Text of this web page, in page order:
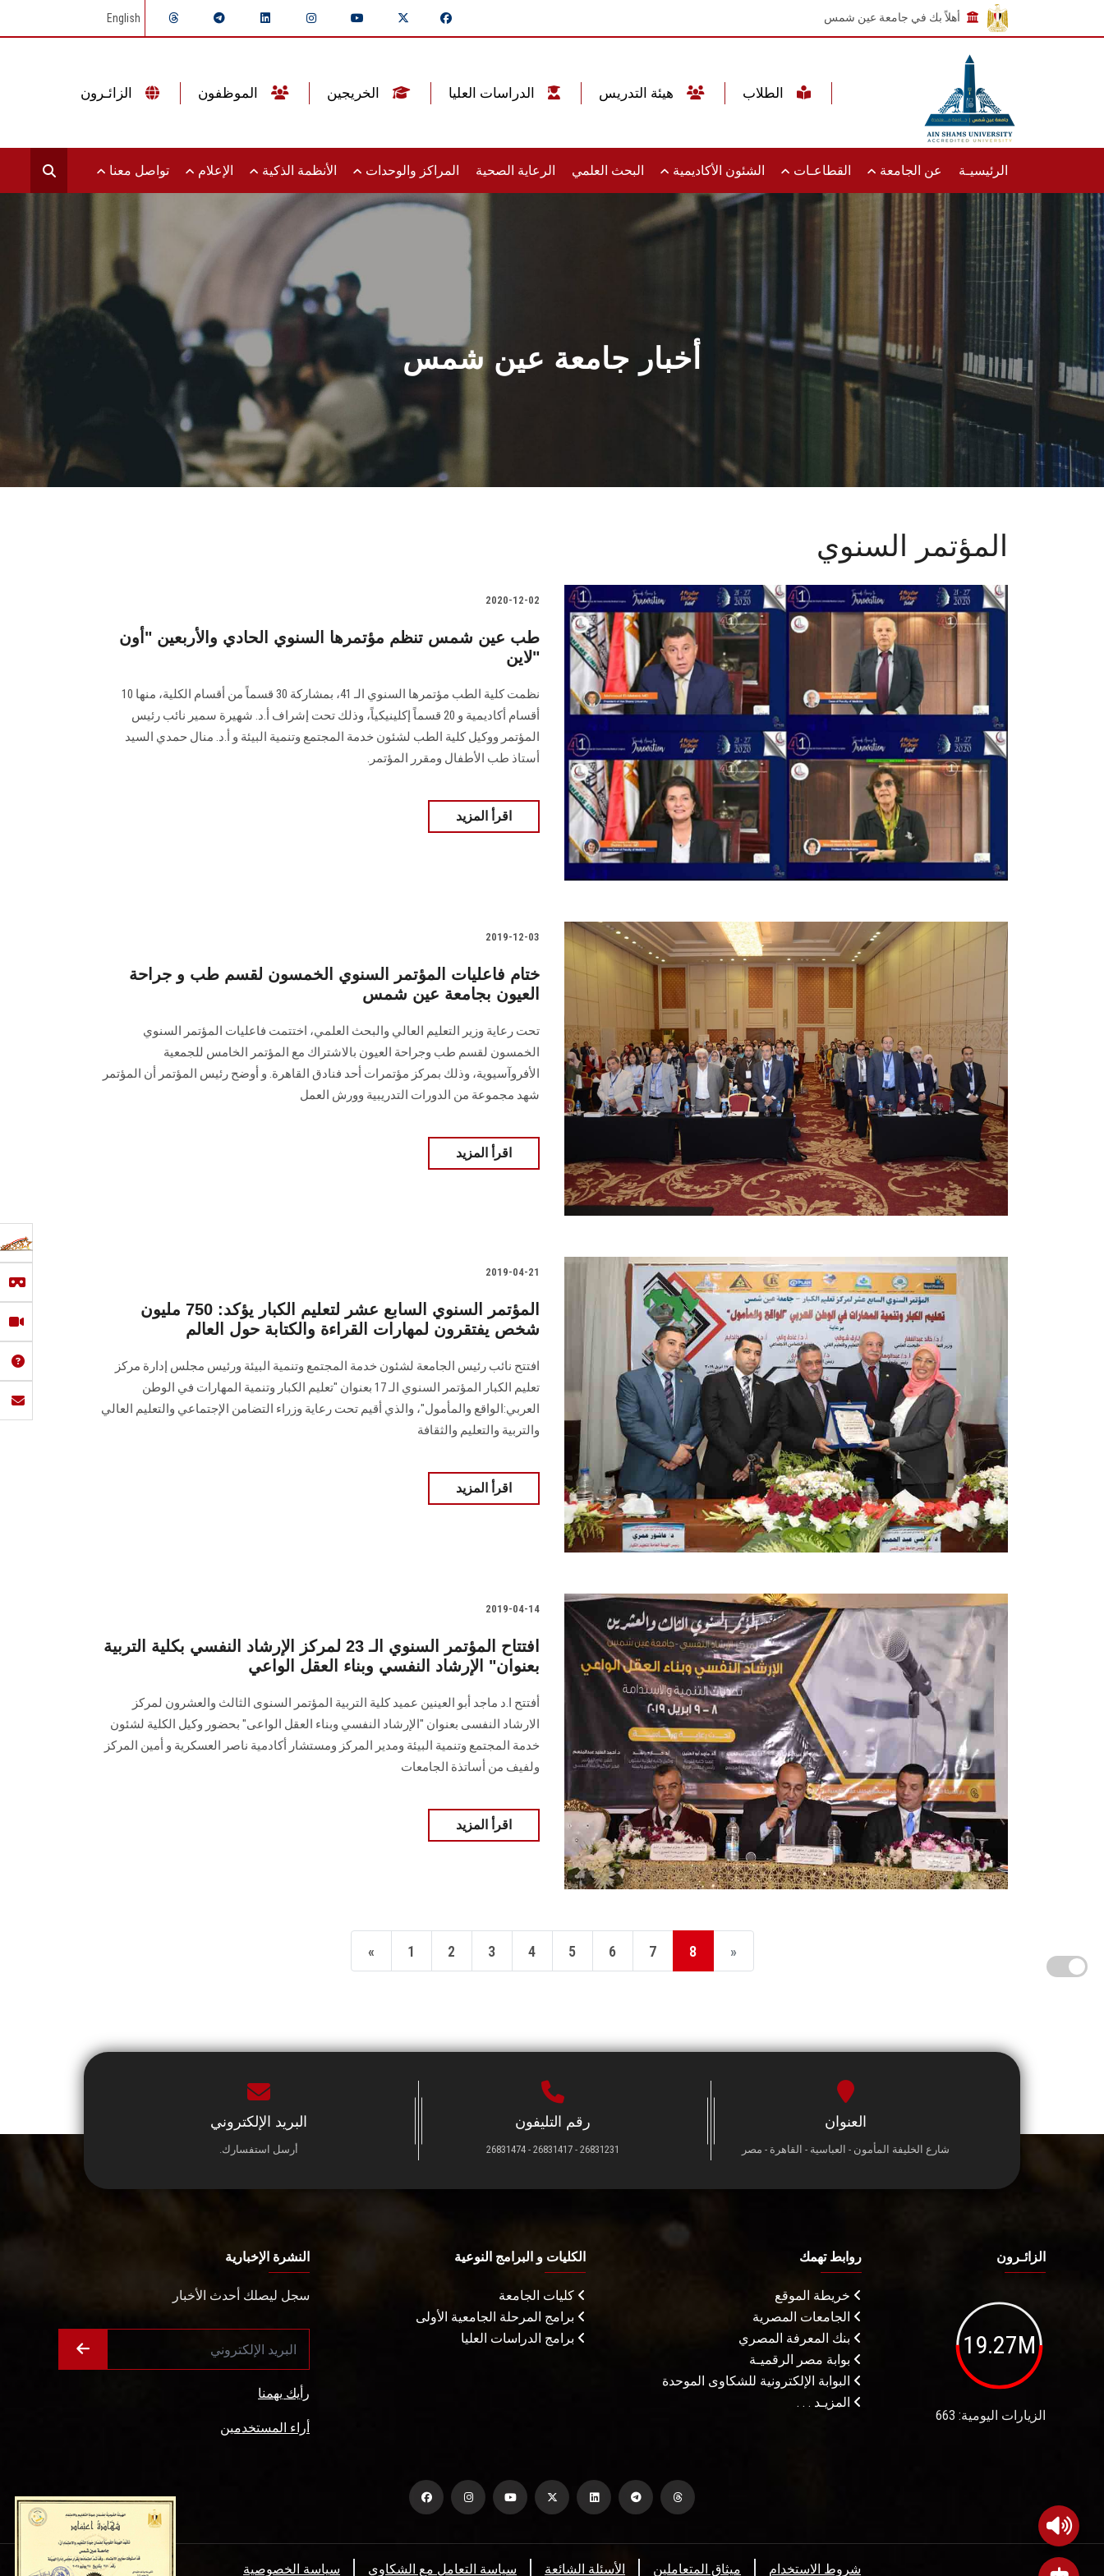
أهلاً بك في جامعة عين شمس English
الرئيسيـة عن الجامعة القطاعـات الشئون الأكاديمية البحث العلمي الرعاية الصحية المراكز والوحدات الأنظمة الذكية الإعلام تواصل معنا
أخبار جامعة عين شمس
المؤتمر السنوي
2020-12-02
طب عين شمس تنظم مؤتمرها السنوي الحادي والأربعين "أون
لاين"
نظمت كلية الطب مؤتمرها السنوي الـ 41، بمشاركة 30 قسماً من أقسام الكلية، منها 10
أقسام أكاديمية و 20 قسماً إكلينيكياً، وذلك تحت إشراف أ.د. شهيرة سمير نائب رئيس
المؤتمر ووكيل كلية الطب لشئون خدمة المجتمع وتنمية البيئة و أ.د. منال حمدي السيد
أستاذ طب الأطفال ومقرر المؤتمر.
اقرأ المزيد
2019-12-03
ختام فاعليات المؤتمر السنوي الخمسون لقسم طب و جراحة
العيون بجامعة عين شمس
تحت رعاية وزير التعليم العالي والبحث العلمي، اختتمت فاعليات المؤتمر السنوي
الخمسون لقسم طب وجراحة العيون بالاشتراك مع المؤتمر الخامس للجمعية
الأفروآسيوية، وذلك بمركز مؤتمرات أحد فنادق القاهرة. و أوضح رئيس المؤتمر أن المؤتمر
شهد مجموعة من الدورات التدريبية وورش العمل
اقرأ المزيد
2019-04-21
المؤتمر السنوي السابع عشر لتعليم الكبار يؤكد: 750 مليون
شخص يفتقرون لمهارات القراءة والكتابة حول العالم
افتتح نائب رئيس الجامعة لشئون خدمة المجتمع وتنمية البيئة ورئيس مجلس إدارة مركز
تعليم الكبار المؤتمر السنوي الـ 17 بعنوان "تعليم الكبار وتنمية المهارات في الوطن
العربي:الواقع والمأمول"، والذي أقيم تحت رعاية وزراء التضامن الإجتماعي والتعليم العالي
والتربية والتعليم والثقافة
اقرأ المزيد
2019-04-14
افتتاح المؤتمر السنوي الـ 23 لمركز الإرشاد النفسي بكلية التربية
بعنوان" الإرشاد النفسي وبناء العقل الواعي
أفتتح ا.د ماجد أبو العينين عميد كلية التربية المؤتمر السنوى الثالث والعشرون لمركز
الارشاد النفسى بعنوان "الإرشاد النفسي وبناء العقل الواعى" بحضور وكيل الكلية لشئون
خدمة المجتمع وتنمية البيئة ومدير المركز ومستشار أكادمية ناصر العسكرية و أمين المركز
ولفيف من أساتذة الجامعات
اقرأ المزيد
« 1 2 3 4 5 6 7 8 »
العنوان
شارع الخليفة المأمون - العباسية - القاهرة - مصر
رقم التليفون
26831231 - 26831417 - 26831474
البريد الإلكتروني
أرسل استفسارك.
الزائـرون
19.27M
الزيارات اليومية: 663
روابط تهمك
خريطة الموقع
الجامعات المصرية
بنك المعرفة المصري
بوابة مصر الرقميـة
البوابة الإلكترونية للشكاوى الموحدة
المزيـد . . .
الكليات و البرامج النوعية
كليات الجامعة
برامج المرحلة الجامعية الأولى
برامج الدراسات العليا
النشرة الإخبارية
سجل ليصلك أحدث الأخبار
رأيك يهمنا
أراء المستخدمين
سياسة الخصوصية سياسة التعامل مع الشكاوي الأسئلة الشائعة ميثاق المتعاملين شروط الاستخدام